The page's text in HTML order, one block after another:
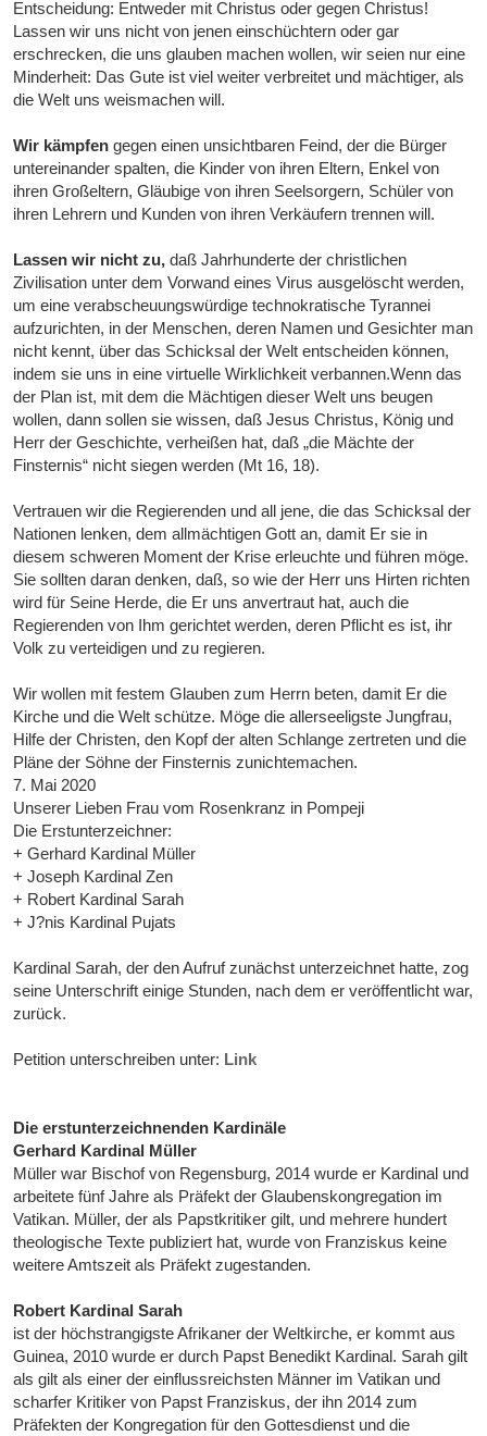
Entscheidung: Entweder mit Christus oder gegen Christus!
Lassen wir uns nicht von jenen einschüchtern oder gar
erschrecken, die uns glauben machen wollen, wir seien nur eine
Minderheit: Das Gute ist viel weiter verbreitet und mächtiger, als
die Welt uns weismachen will.
Wir kämpfengegen einen unsichtbaren Feind, der die Bürger
untereinander spalten, die Kinder von ihren Eltern, Enkel von
ihren Großeltern, Gläubige von ihren Seelsorgern, Schüler von
ihren Lehrern und Kunden von ihren Verkäufern trennen will.
Lassen wir nicht zu, daß Jahrhunderte der christlichen
Zivilisation unter dem Vorwand eines Virus ausgelöscht werden,
um eine verabscheuungswürdige technokratische Tyrannei
aufzurichten, in der Menschen, deren Namen und Gesichter man
nicht kennt, über das Schicksal der Welt entscheiden können,
indem sie uns in eine virtuelle Wirklichkeit verbannen.Wenn das
der Plan ist, mit dem die Mächtigen dieser Welt uns beugen
wollen, dann sollen sie wissen, daß Jesus Christus, König und
Herr der Geschichte, verheißen hat, daß „die Mächte der
Finsternis“ nicht siegen werden (Mt 16, 18).
Vertrauen wir die Regierenden und all jene, die das Schicksal der
Nationen lenken, dem allmächtigen Gott an, damit Er sie in
diesem schweren Moment der Krise erleuchte und führen möge.
Sie sollten daran denken, daß, so wie der Herr uns Hirten richten
wird für Seine Herde, die Er uns anvertraut hat, auch die
Regierenden von Ihm gerichtet werden, deren Pflicht es ist, ihr
Volk zu verteidigen und zu regieren.
Wir wollen mit festem Glauben zum Herrn beten, damit Er die
Kirche und die Welt schütze. Möge die allerseeligste Jungfrau,
Hilfe der Christen, den Kopf der alten Schlange zertreten und die
Pläne der Söhne der Finsternis zunichtemachen.
7. Mai 2020
Unserer Lieben Frau vom Rosenkranz in Pompeji
Die Erstunterzeichner:
+ Gerhard Kardinal Müller
+ Joseph Kardinal Zen
+ Robert Kardinal Sarah
+ J?nis Kardinal Pujats
Kardinal Sarah, der den Aufruf zunächst unterzeichnet hatte, zog
seine Unterschrift einige Stunden, nach dem er veröffentlicht war,
zurück.
Petition unterschreiben unter: Link
Die erstunterzeichnenden Kardinäle
Gerhard Kardinal Müller
Müller war Bischof von Regensburg, 2014 wurde er Kardinal und
arbeitete fünf Jahre als Präfekt der Glaubenskongregation im
Vatikan. Müller, der als Papstkritiker gilt, und mehrere hundert
theologische Texte publiziert hat, wurde von Franziskus keine
weitere Amtszeit als Präfekt zugestanden.
Robert Kardinal Sarah
ist der höchstrangigste Afrikaner der Weltkirche, er kommt aus
Guinea, 2010 wurde er durch Papst Benedikt Kardinal. Sarah gilt
als gilt als einer der einflussreichsten Männer im Vatikan und
scharfer Kritiker von Papst Franziskus, der ihn 2014 zum
Präfekten der Kongregation für den Gottesdienst und die